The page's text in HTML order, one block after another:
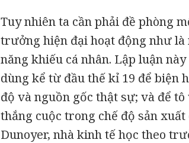
Tuy nhiên ta cần phải đề phòng
trưởng hiện đại hoạt động như
năng khiếu cá nhân. Lập luận
dùng kể từ đầu thế kỉ 19 để biện
độ và nguồn gốc thật sự; và để
thắng cuộc trong chế độ sản
Dunoyer, nhà kinh tế học theo